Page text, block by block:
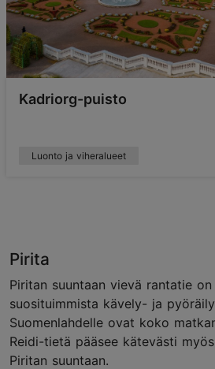
Kadriorg-puisto
Luonto ja viheralueet
Pirita
Piritan suuntaan vievä rantatie
suosituimmista kävely- ja
Suomenlahdelle ovat koko
Reidi-tietä pääsee kätevästi
Piritan suuntaan.